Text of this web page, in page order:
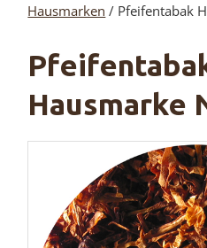
Hausmarken / Pfeifentabak
Hausmarke